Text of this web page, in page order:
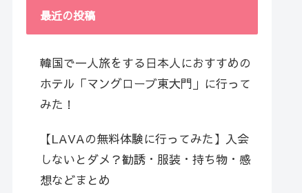
最近の投稿
韓国で一人旅をする日本人におすすめの
ホテル「マングローブ東大門」に行って
みた！
【LAVAの無料体験に行ってみた】入会
しないとダメ？勧誘・服装・持ち物・感
想などまとめ